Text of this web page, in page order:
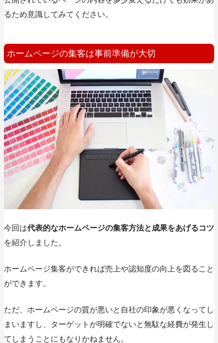
るため意識してみてください。
ホームページの集客は事前準備が大切
今回は代表的なホームページの集客方法と成果をあげるコツ
を紹介しました。
ホームページ集客ができれば売上や認知度の向上を図ること
ができます。
ただ、ホームページの質が悪いと自社の印象が悪くなってし
まいますし、ターゲットが明確でないと無駄な経費が発生し
てしまうことにもなりかねません。